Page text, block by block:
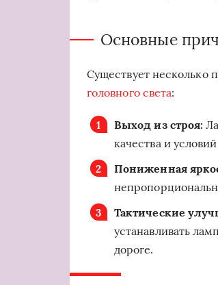
Основные
Существует несколько
головного света:
Выход из строя:
качества и
Пониженная
Тактические
устанавливать
дороге.